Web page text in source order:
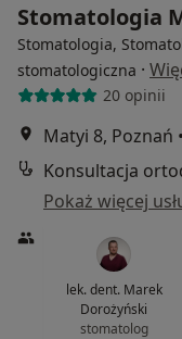
Stomatologia
Stomatologia,
stomatologiczna ·
20 opinii
Matyi 8, Poznań •
Konsultacja
Pokaż więcej
lek. dent. Marek
Dorożyński
stomatolog